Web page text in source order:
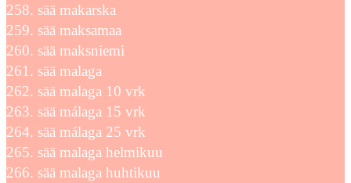
sää makarska
sää maksamaa
sää maksniemi
sää malaga
sää malaga 10 vrk
sää málaga 15 vrk
sää málaga 25 vrk
sää malaga helmikuu
sää malaga huhtikuu